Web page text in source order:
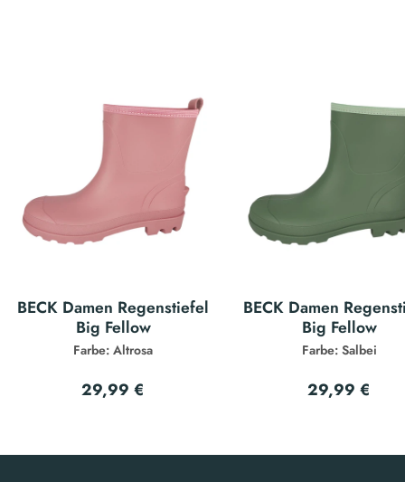
BECK Damen Regenstiefel
Big Fellow
Farbe: Altrosa
29,99 €
BECK Damen
Big Fellow
Farbe: Salbei
29,99 €